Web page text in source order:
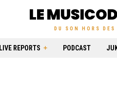
LE
DU SON HORS DES
LIVE REPORTS PODCAST